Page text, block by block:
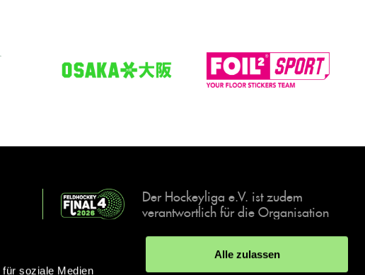
soziale Medien
Alle zulassen
Der Hockeyliga e.V. ist zudem
verantwortlich für die Organisation
Events, der deutschen Hockey-
Meisterschaften.